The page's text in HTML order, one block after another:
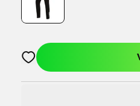
Åbner en Modal til at logge